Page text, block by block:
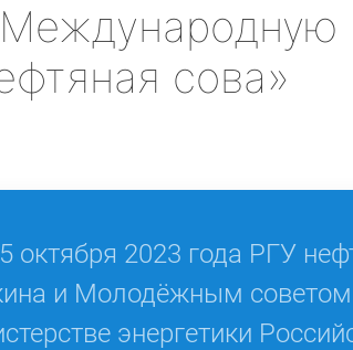
сова»
октября 2023 года РГУ
и Молодёжным советом
энергетики